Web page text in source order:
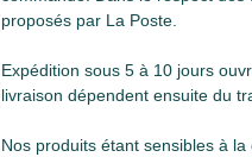
proposés par La Poste.
Expédition sous 5 à 10 jours
livraison dépendent ensuite du
Nos produits étant sensibles à